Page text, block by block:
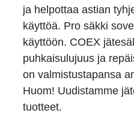
ja helpottaa astian
käyttöä. Pro säkki
käyttöön. COEX
puhkaisulujuus ja
on valmistustapansa
Huom! Uudistamme
tuotteet.